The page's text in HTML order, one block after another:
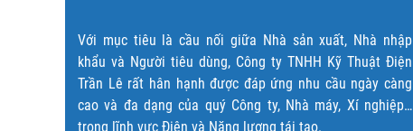
Với mục tiêu là cầu nối giữa Nhà sản xuất, Nhà nhập
khẩu và Người tiêu dùng, Công ty TNHH Kỹ Thuật Điện
Trần Lê rất hân hạnh được đáp ứng nhu cầu ngày càng
cao và đa dạng của quý Công ty, Nhà máy, Xí nghiệp…
trong lĩnh vực Điện và Năng lượng tái tạo.